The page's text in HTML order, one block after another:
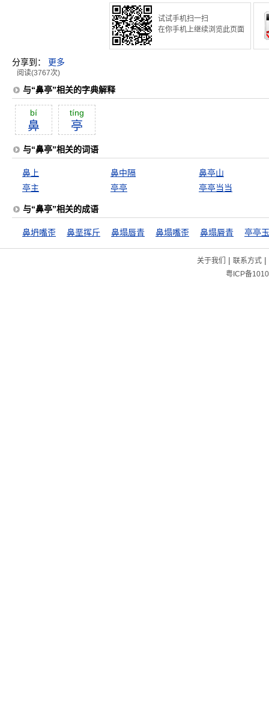
试试手机扫一扫
在你手机上继续浏览此页面
分享到： 更多
阅读(3767次)
与“鼻亭”相关的字典解释
bí
鼻
tíng
亭
与“鼻亭”相关的词语
鼻上 鼻中隔
鼻亭山
亭主
亭亭 亭亭当当
与“鼻亭”相关的成语
鼻坍嘴歪 鼻垩挥斤 鼻塌唇青 鼻塌嘴歪 鼻塌脣青 亭亭
关于我们 | 联系方式|
粤ICP备